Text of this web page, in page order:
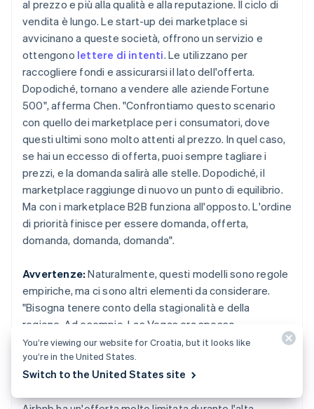
al prezzo e più alla qualità e alla reputazione. Il ciclo di
vendita è lungo. Le start-up dei marketplace si
avvicinano a queste società, offrono un servizio e
ottengono lettere di intenti. Le utilizzano per
raccogliere fondi e assicurarsi il lato dell'offerta.
Dopodiché, tornano a vendere alle aziende Fortune
500", afferma Chen. "Confrontiamo questo scenario
con quello dei marketplace per i consumatori, dove
questi ultimi sono molto attenti al prezzo. In quel caso,
se hai un eccesso di offerta, puoi sempre tagliare i
prezzi, e la domanda salirà alle stelle. Dopodiché, il
marketplace raggiunge di nuovo un punto di equilibrio.
Ma con i marketplace B2B funziona all'opposto. L'ordine
di priorità finisce per essere domanda, offerta,
domanda, domanda, domanda".
Avvertenze: Naturalmente, questi modelli sono regole
empiriche, ma ci sono altri elementi da considerare.
"Bisogna tenere conto della stagionalità e della
regione. Ad esempio, Las Vegas era spesso
sovraccarica di offerte di ride-sharing perché ci sono
più autisti e molti passeggeri preferivano i taxi. A San
Francisco o New York, invece, l'offerta di ride-sharing
You’re viewing our website for Croatia, but it looks like
you’re in the United States.
Switch to the United States site